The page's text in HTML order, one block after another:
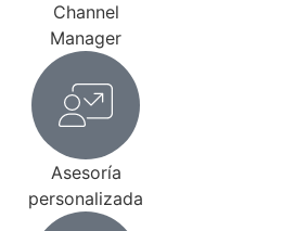
Channel
Manager
Asesoría
personalizada